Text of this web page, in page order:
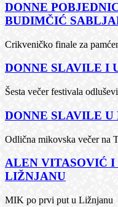
DONNE
BUDIMČIĆ
Crikveničko finale za
DONNE SLAVILE I
Šesta večer festivala
DONNE SLAVILE U
Odlična mikovska večer na
ALEN VITASOVIĆ
LIŽNJANU
MIK po prvi put u Ližnjanu